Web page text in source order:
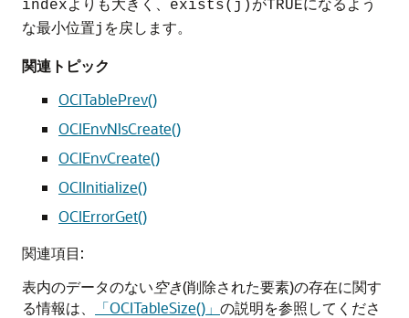
index exists(j) TRUE
な最小位置j を戻します。
関連トピック
OCITablePrev()
OCIEnvNlsCreate()
OCIEnvCreate()
OCIInitialize()
OCIErrorGet()
関連項目:
表内のデータのない空き(削除された要素)の存在に関す
る情報は、
「OCITableSize()」 の説明を参照してくださ